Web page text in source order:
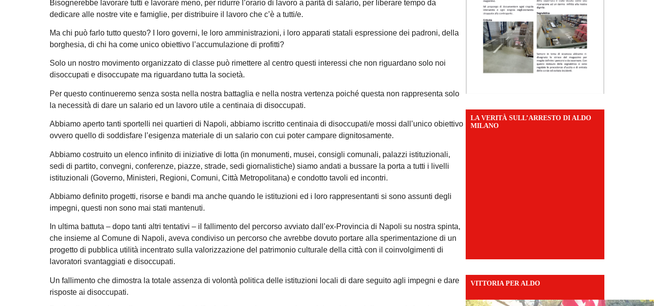
Bisognerebbe lavorare tutti e lavorare meno, per ridurre l’orario di lavoro a parità di salario, per liberare tempo da
dedicare alle nostre vite e famiglie, per distribuire il lavoro che c’è a tutti/e.
Ma chi può farlo tutto questo? I loro governi, le loro amministrazioni, i loro apparati statali espressione dei padroni, della
borghesia, di chi ha come unico obiettivo l’accumulazione di profitti?
Solo un nostro movimento organizzato di classe può rimettere al centro questi interessi che non riguardano solo noi
disoccupati e disoccupate ma riguardano tutta la società.
Per questo continueremo senza sosta nella nostra battaglia e nella nostra vertenza poiché questa non rappresenta solo
la necessità di dare un salario ed un lavoro utile a centinaia di disoccupati.
Abbiamo aperto tanti sportelli nei quartieri di Napoli, abbiamo iscritto centinaia di disoccupati/e mossi dall’unico obiettivo
ovvero quello di soddisfare l’esigenza materiale di un salario con cui poter campare dignitosamente.
Abbiamo costruito un elenco infinito di iniziative di lotta (in monumenti, musei, consigli comunali, palazzi istituzionali,
sedi di partito, convegni, conferenze, piazze, strade, sedi giornalistiche) siamo andati a bussare la porta a tutti i livelli
istituzionali (Governo, Ministeri, Regioni, Comuni, Città Metropolitana) e condotto tavoli ed incontri.
Abbiamo definito progetti, risorse e bandi ma anche quando le istituzioni ed i loro rappresentanti si sono assunti degli
impegni, questi non sono mai stati mantenuti.
In ultima battuta – dopo tanti altri tentativi – il fallimento del percorso avviato dall’ex-Provincia di Napoli su nostra spinta,
che insieme al Comune di Napoli, aveva condiviso un percorso che avrebbe dovuto portare alla sperimentazione di un
progetto di pubblica utilità incentrato sulla valorizzazione del patrimonio culturale della città con il coinvolgimenti di
lavoratori svantaggiati e disoccupati.
Un fallimento che dimostra la totale assenza di volontà politica delle istituzioni locali di dare seguito agli impegni e dare
risposte ai disoccupati.
LA VERITÀ SULL’ARRESTO DI ALDO
MILANO
VITTORIA PER ALDO